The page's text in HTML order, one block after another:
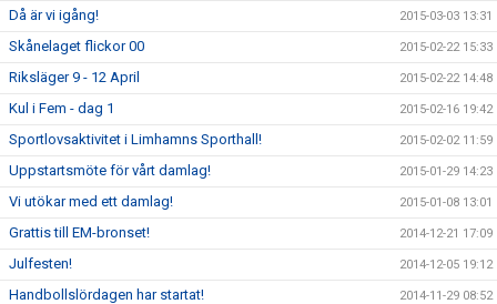
Då är vi igång! 2015-03-03 13:31
Skånelaget flickor 00 2015-02-22 15:33
Riksläger 9 - 12 April 2015-02-22 14:48
Kul i Fem - dag 1 2015-02-16 19:42
Sportlovsaktivitet i Limhamns Sporthall! 2015-02-02 11:59
Uppstartsmöte för vårt damlag! 2015-01-29 14:23
Vi utökar med ett damlag! 2015-01-08 13:01
Grattis till EM-bronset! 2014-12-21 17:09
Julfesten! 2014-12-05 19:12
Handbollslördagen har startat! 2014-11-29 08:52